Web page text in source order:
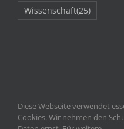
Wissenschaft(25)
Diese Webseite verwendet
Cookies. Wir nehmen den